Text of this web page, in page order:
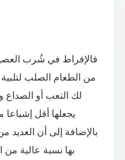
فالإفراط في شُرب
من الطعام الصلب
لك التعب أو الصداع
يجعلها أقل إشباعا
بالإضافة إلى أن العديد
بها نسبة عالية من